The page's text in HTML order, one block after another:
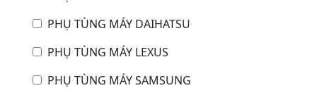
PHỤ TÙNG MÁY DAIHATSU
PHỤ TÙNG MÁY LEXUS
PHỤ TÙNG MÁY SAMSUNG